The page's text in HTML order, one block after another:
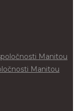
Manitou